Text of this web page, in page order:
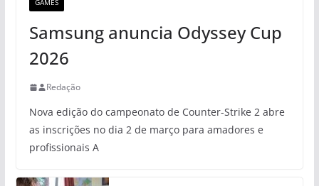
GAMES
Samsung anuncia Odyssey Cup
2026
Redação
Nova edição do campeonato de Counter-Strike 2 abre
as inscrições no dia 2 de março para amadores e
profissionais A